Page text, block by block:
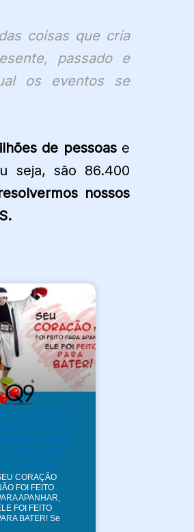
coisas que cria
passado e
os eventos se
de pessoase
seja, são 86.400
nossos
CORAÇÃO
FOI FEITO
APANHAR,
FOI FEITO
BATER!
CORAÇÃO
FOI FEITO
APANHAR,
FOI FEITO
BATER! Se